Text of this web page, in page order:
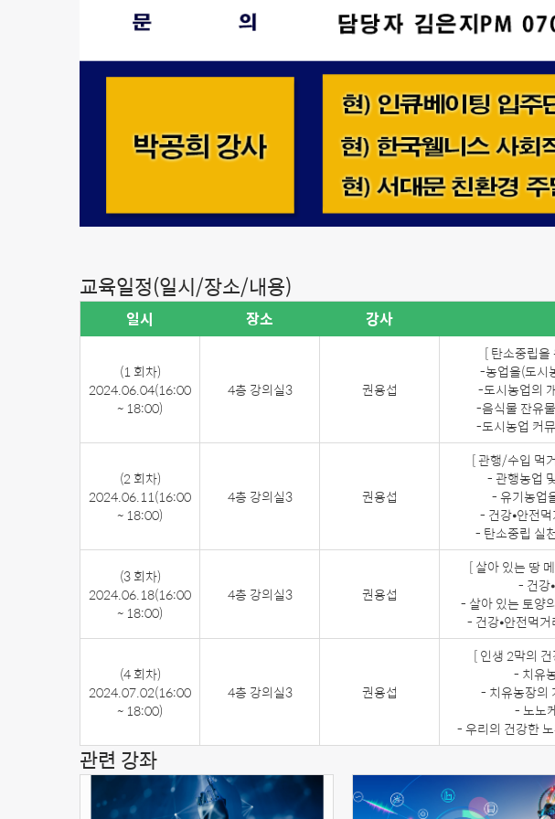
교육일정(일시/장소/내용)
일시 장소 강사
(1 회차)
2024.06.04(16:00
~ 18:00)
4층 강의실3 권용섭
[ 탄소중립을
-농업을(도시
-도시농업의
-음식물 잔유
-도시농업 커
(2 회차)
2024.06.11(16:00
~ 18:00)
4층 강의실3 권용섭
[ 관행/수입 먹
- 관행농업
- 유기농업
- 건강⦁안전
- 탄소중립 실
(3 회차)
2024.06.18(16:00
~ 18:00)
4층 강의실3 권용섭
[ 살아 있는 땅
- 건강
- 살아 있는 토양
- 건강⦁안전먹
(4 회차)
2024.07.02(16:00
~ 18:00)
4층 강의실3 권용섭
[ 인생 2막의
- 치유
- 치유농장의
- 노노
- 우리의 건강한
관련 강좌